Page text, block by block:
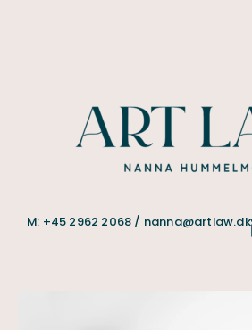
M: +45 2962 2068 / nanna@artlaw.dk